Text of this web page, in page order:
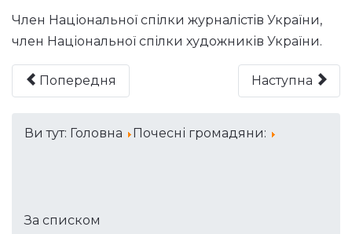
Член Національної спілки журналістів України,
член Національної спілки художників України.
Попередня Наступна
Ви тут: Головна Почесні громадяни:
За списком